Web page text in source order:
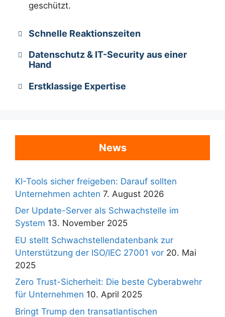
geschützt.
Schnelle Reaktionszeiten
Datenschutz & IT-Security aus einer
Hand
Erstklassige Expertise
News
KI-Tools sicher freigeben: Darauf sollten
Unternehmen achten 7. August 2026
Der Update-Server als Schwachstelle im
System 13. November 2025
EU stellt Schwachstellendatenbank zur
Unterstützung der ISO/IEC 27001 vor 20. Mai
2025
Zero Trust-Sicherheit: Die beste Cyberabwehr
für Unternehmen 10. April 2025
Bringt Trump den transatlantischen